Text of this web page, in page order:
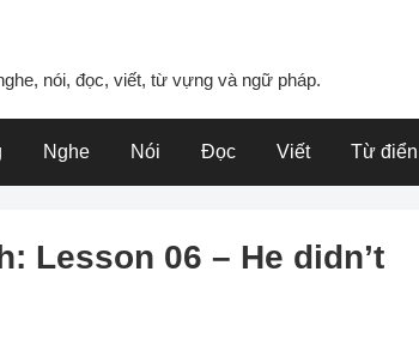
nói, đọc, viết, từ vựng và ngữ pháp.
Nghe Nói Đọc Viết Từ điển
Lesson 06 – He didn’t